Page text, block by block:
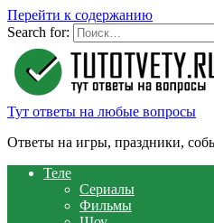
Перейти к содержанию
Search for:
Тут ответы на любые вопросы
Ответы на игры, праздники,
Теле
Сериалы
Фильмы